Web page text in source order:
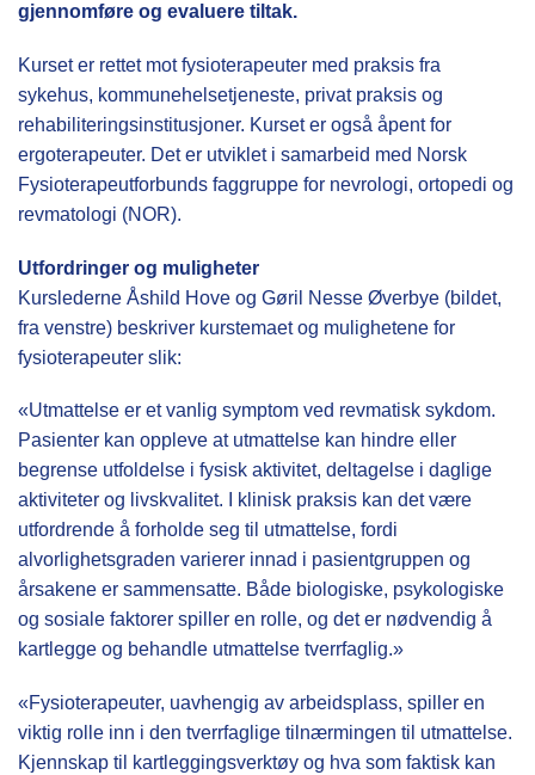
gjennomføre og evaluere tiltak.
Kurset er rettet mot fysioterapeuter med praksis fra
sykehus, kommunehelsetjeneste, privat praksis og
rehabiliteringsinstitusjoner. Kurset er også åpent for
ergoterapeuter. Det er utviklet i samarbeid med Norsk
Fysioterapeutforbunds faggruppe for nevrologi, ortopedi og
revmatologi (NOR).
Utfordringer og muligheter
Kurslederne Åshild Hove og Gøril Nesse Øverbye (bildet,
fra venstre) beskriver kurstemaet og mulighetene for
fysioterapeuter slik:
«Utmattelse er et vanlig symptom ved revmatisk sykdom.
Pasienter kan oppleve at utmattelse kan hindre eller
begrense utfoldelse i fysisk aktivitet, deltagelse i daglige
aktiviteter og livskvalitet. I klinisk praksis kan det være
utfordrende å forholde seg til utmattelse, fordi
alvorlighetsgraden varierer innad i pasientgruppen og
årsakene er sammensatte. Både biologiske, psykologiske
og sosiale faktorer spiller en rolle, og det er nødvendig å
kartlegge og behandle utmattelse tverrfaglig.»
«Fysioterapeuter, uavhengig av arbeidsplass, spiller en
viktig rolle inn i den tverrfaglige tilnærmingen til utmattelse.
Kjennskap til kartleggingsverktøy og hva som faktisk kan